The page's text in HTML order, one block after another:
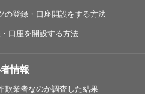
の登録・口座開設をする方法
口座を開設する方法
情報
欺業者なのか調査した結果